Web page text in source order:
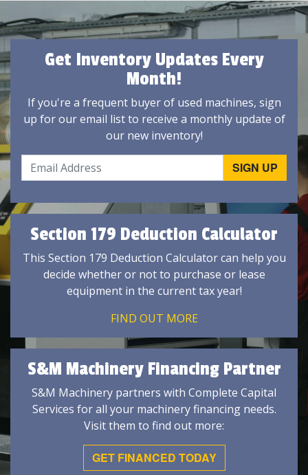
Get Inventory Updates Every
Month!
If you're a frequent buyer of used machines, sign
up for our email list to receive a monthly update of
our new inventory!
Section 179 Deduction Calculator
This Section 179 Deduction Calculator can help you
decide whether or not to purchase or lease
equipment in the current tax year!
FIND OUT MORE
S&M Machinery Financing Partner
S&M Machinery partners with Complete Capital
Services for all your machinery financing needs.
Visit them to find out more:
GET FINANCED TODAY